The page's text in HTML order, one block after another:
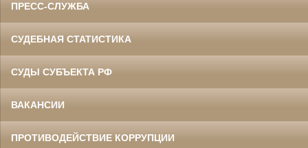
ПРЕСС-СЛУЖБА
СУДЕБНАЯ СТАТИСТИКА
СУДЫ СУБЪЕКТА РФ
ВАКАНСИИ
ПРОТИВОДЕЙСТВИЕ КОРРУПЦИИ